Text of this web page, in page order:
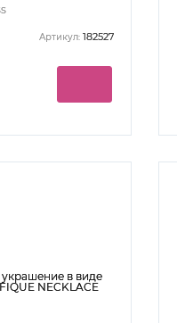
Артикул: 182527